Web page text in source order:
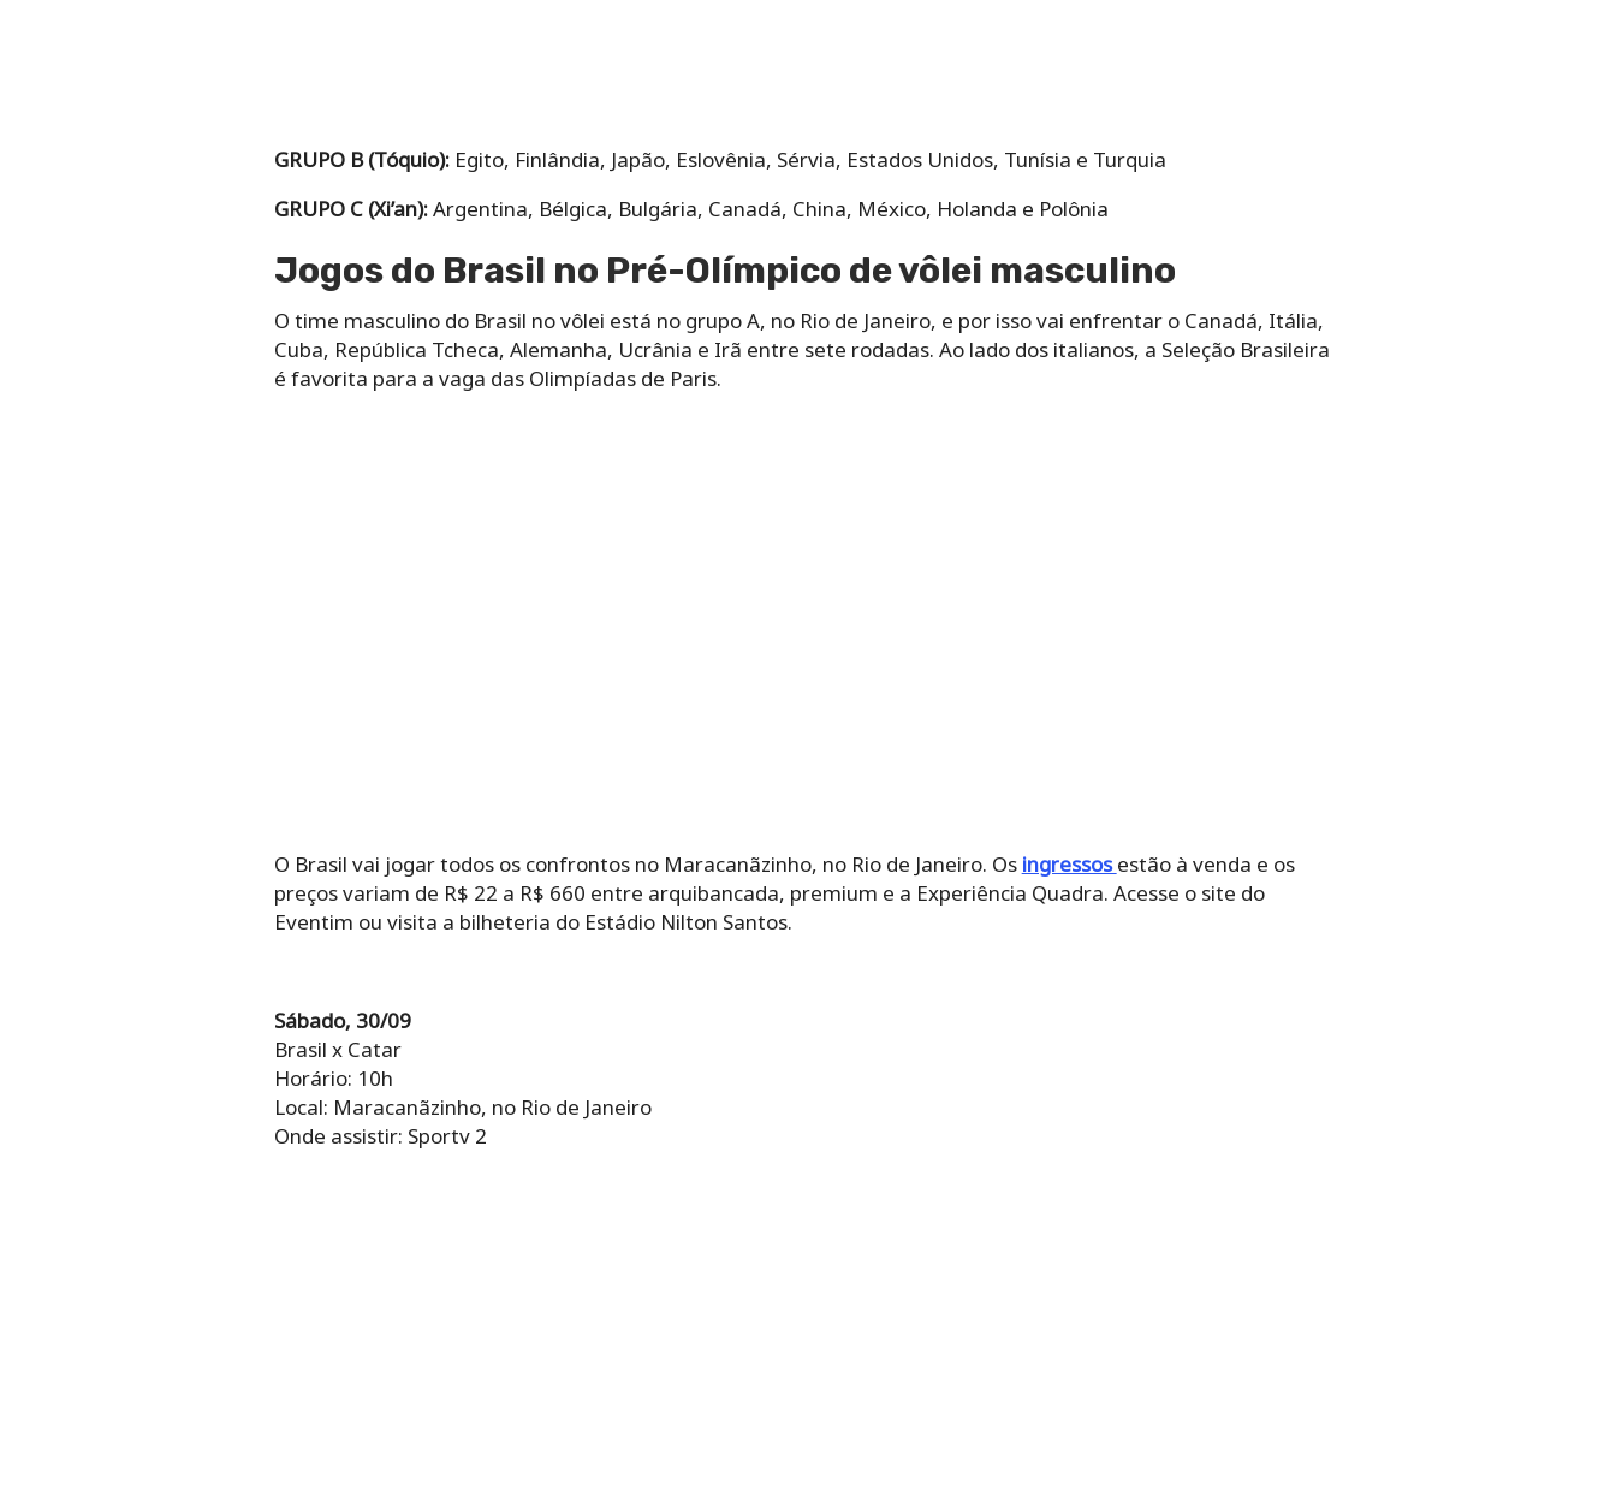
GRUPO B (Tóquio):Egito, Finlândia, Japão, Eslovênia, Sérvia, Estados Unidos, Tunísia e Turquia
GRUPO C (Xi’an):Argentina, Bélgica, Bulgária, Canadá, China, México, Holanda e Polônia
Jogos do Brasil no Pré-Olímpico de vôlei masculino
O time masculino do Brasil no vôlei está no grupo A, no Rio de Janeiro, e por isso vai enfrentar o Canadá, Itália,
Cuba, República Tcheca, Alemanha, Ucrânia e Irã entre sete rodadas. Ao lado dos italianos, a Seleção Brasileira
é favorita para a vaga das Olimpíadas de Paris.
O Brasil vai jogar todos os confrontos no Maracanãzinho, no Rio de Janeiro. Os ingressosestão à venda e os
preços variam de R$ 22 a R$ 660 entre arquibancada, premium e a Experiência Quadra. Acesse o site do
Eventim ou visita a bilheteria do Estádio Nilton Santos.
Sábado, 30/09
Brasil x Catar
Horário: 10h
Local: Maracanãzinho, no Rio de Janeiro
Onde assistir: Sportv 2